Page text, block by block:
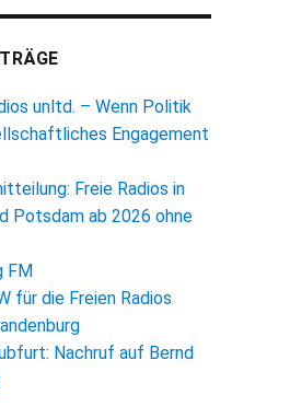
unltd. – Wenn Politik
Engagement
Freie Radios in
Potsdam ab 2026 ohne
FM
für die Freien Radios
Nachruf auf Bernd